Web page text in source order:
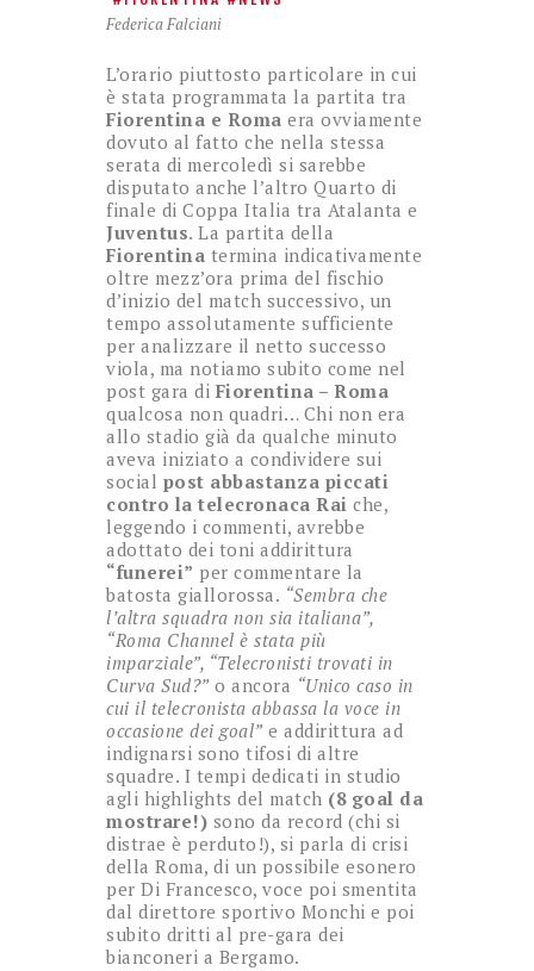
Federica Falciani
L’orario piuttosto particolare in cui
è stata programmata la partita tra
Fiorentina e Roma era ovviamente
dovuto al fatto che nella stessa
serata di mercoledì si sarebbe
disputato anche l’altro Quarto di
finale di Coppa Italia tra Atalanta e
Juventus. La partita della
Fiorentina termina indicativamente
oltre mezz’ora prima del fischio
d’inizio del match successivo, un
tempo assolutamente sufficiente
per analizzare il netto successo
viola, ma notiamo subito come nel
post gara di Fiorentina – Roma
qualcosa non quadri… Chi non era
allo stadio già da qualche minuto
aveva iniziato a condividere sui
social post abbastanza piccati
contro la telecronaca Rai che,
leggendo i commenti, avrebbe
adottato dei toni addirittura
“funerei” per commentare la
batosta giallorossa. “Sembra che
l’altra squadra non sia italiana”,
“Roma Channel è stata più
imparziale”, “Telecronisti trovati in
Curva Sud?” o ancora “Unico caso in
cui il telecronista abbassa la voce in
occasione dei goal” e addirittura ad
indignarsi sono tifosi di altre
squadre. I tempi dedicati in studio
agli highlights del match (8 goal da
mostrare!) sono da record (chi si
distrae è perduto!), si parla di crisi
della Roma, di un possibile esonero
per Di Francesco, voce poi smentita
dal direttore sportivo Monchi e poi
subito dritti al pre-gara dei
bianconeri a Bergamo.